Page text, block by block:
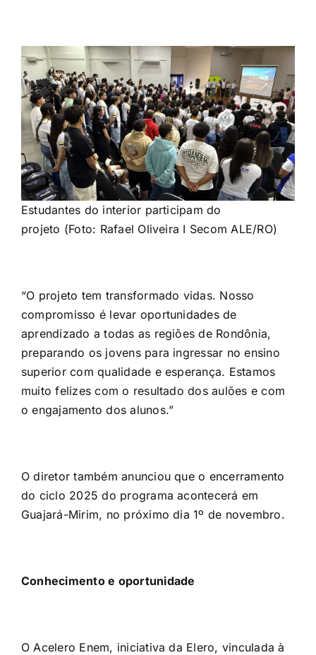
Estudantes do interior participam do
projeto (Foto: Rafael Oliveira I Secom ALE/RO)
“O projeto tem transformado vidas. Nosso
compromisso é levar oportunidades de
aprendizado a todas as regiões de Rondônia,
preparando os jovens para ingressar no ensino
superior com qualidade e esperança. Estamos
muito felizes com o resultado dos aulões e com
o engajamento dos alunos.”
O diretor também anunciou que o encerramento
do ciclo 2025 do programa acontecerá em
Guajará-Mirim, no próximo dia 1º de novembro.
Conhecimento e oportunidade
O Acelero Enem, iniciativa da Elero, vinculada à